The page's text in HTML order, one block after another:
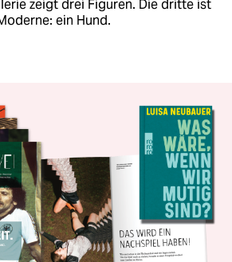
zeigt drei Figuren. Die dritte ist
ein Hund.